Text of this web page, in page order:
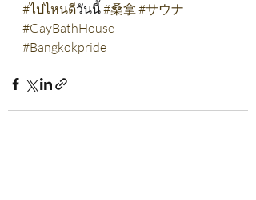
#ไปไหนดีวันนี้ #桑拿#サウナ
#GayBathHouse
#Bangkokpride